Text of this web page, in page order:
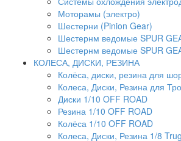
Моторамы (электро)
Шестерни (Pinion Gear)
Шестернм ведомые SPUR
Шестернм ведомые SPUR
КОЛЕСА, ДИСКИ, РЕЗИНА
Колёса, диски, резина для
Колеса, Диски, Резина для
Диски 1/10 OFF ROAD
Резина 1/10 OFF ROAD
Колёса 1/10 OFF ROAD
Колеса, Диски, Резина 1/8